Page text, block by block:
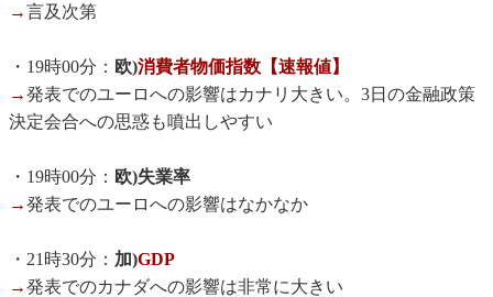
→言及次第
・19時00分： 欧)消費者物価指数【速報値】
→発表でのユーロへの影響はカナリ大きい。3日の金融政策
決定会合への思惑も噴出しやすい
・19時00分： 欧)失業率
→発表でのユーロへの影響はなかなか
・21時30分： 加)GDP
→発表でのカナダへの影響は非常に大きい